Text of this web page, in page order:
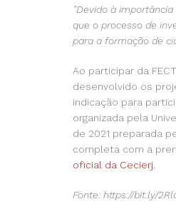
”Devido à
que o processo de
para a formação de
Ao participar da
desenvolvido os
indicação para
organizada pela
de 2021 preparada
completa com a
oficial da Cecierj
Fonte: https://bit.ly/